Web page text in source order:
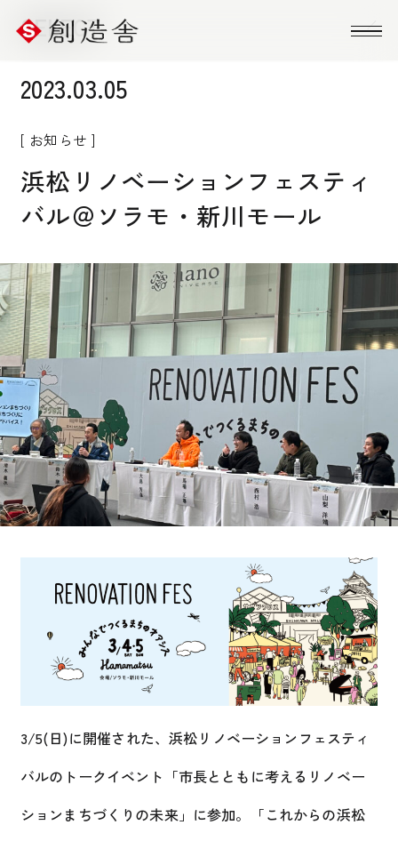
SELECT
CATEGORY
ALL
ALL 2026年
2025年
2024年
2023年
2022年
2021年
2020年
2023.03.05
[ お知らせ ]
浜松リノベーションフェスティ
バル＠ソラモ・新川モール
3/5(日)に開催された、浜松リノベーションフェスティ
バルのトークイベント「市長とともに考えるリノベー
ションまちづくりの未来」に参加。「これからの浜松